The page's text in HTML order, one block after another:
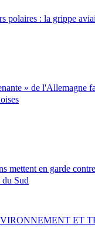
polaires : la grippe
» de l'Allemagne
mettent en garde
du Sud
ET